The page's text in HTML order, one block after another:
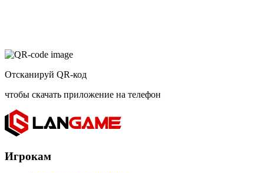
Отсканируй QR-код
чтобы скачать приложение на телефон
Игрокам